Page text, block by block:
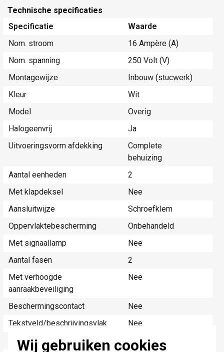
Wij gebruiken cookies
Technische specificaties
Specificatie
Waarde
Nom. stroom
16 Ampère (A)
Nom. spanning
250 Volt (V)
Montagewijze
Inbouw (stucwerk)
Kleur
Wit
Model
Overig
Halogeenvrij
Ja
Uitvoeringsvorm afdekking
Complete
behuizing
Aantal eenheden
2
Met klapdeksel
Nee
Aansluitwijze
Schroefklem
Oppervlaktebescherming
Onbehandeld
Met signaallamp
Nee
Aantal fasen
2
Met verhoogde
aanraakbeveiliging
Nee
Beschermingscontact
Nee
Tekstveld/beschrijvingsvlak
Nee
Uitwerpmechanisme
Nee